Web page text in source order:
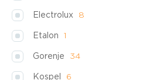
Electrolux 8
Etalon 1
Gorenje 34
Kospel 6